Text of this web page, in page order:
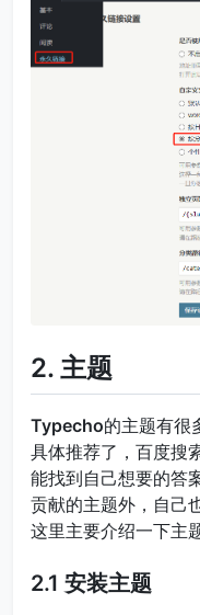
2. 主题
Typecho的主题有很
具体推荐了，百度搜
能找到自己想要的答
贡献的主题外，自己
这里主要介绍一下主
2.1 安装主题